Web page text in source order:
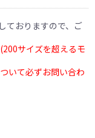
ておりますので、ご
サイズを超えるモ
いて必ずお問い合わ